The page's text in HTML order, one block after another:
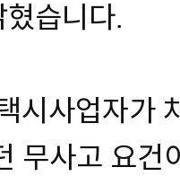
습니다.
시사업자가
무사고 요건